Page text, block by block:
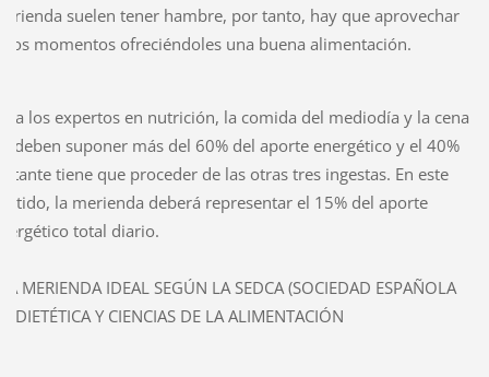
suelen tener hambre, por tanto, hay que aprovechar
momentos ofreciéndoles una buena alimentación.
los expertos en nutrición, la comida del mediodía y la cena
deben suponer más del 60% del aporte energético y el 40%
tiene que proceder de las otras tres ingestas. En este
la merienda deberá representar el 15% del aporte
total diario.
MERIENDA IDEAL SEGÚN LA SEDCA (SOCIEDAD ESPAÑOLA
DIETÉTICA Y CIENCIAS DE LA ALIMENTACIÓN